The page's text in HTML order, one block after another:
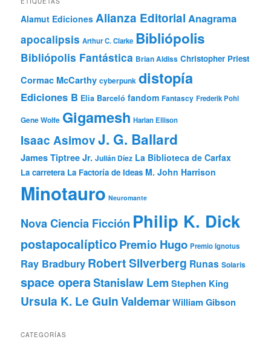
Alamut Ediciones Alianza Editorial Anagrama
apocalipsis Arthur C. Clarke Bibliópolis
Bibliópolis Fantástica Brian Aldiss Christopher Priest
Cormac McCarthy cyberpunk distopía
Ediciones B Elia Barceló fandom Fantascy Frederik Pohl
Gene Wolfe Gigamesh Harlan Ellison
Isaac AsimovJ. G. Ballard
James Tiptree Jr. Julián Díez La Biblioteca de Carfax
La carretera La Factoría de Ideas M. John Harrison
Minotauro Neuromante
Nova Ciencia Ficción Philip K. Dick
postapocalípticoPremio Hugo Premio Ignotus
Ray Bradbury Robert Silverberg Runas Solaris
space operaStanislaw Lem Stephen King
Ursula K. Le GuinValdemarWilliam Gibson
CATEGORÍAS